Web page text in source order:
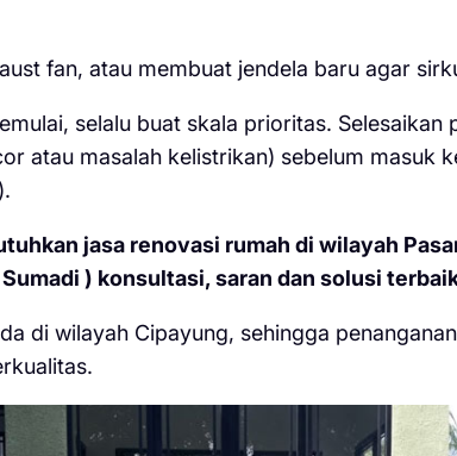
fan, atau membuat jendela baru agar
selalu buat skala prioritas. Selesaikan
atau masalah kelistrikan) sebelum masuk
jasa renovasi rumah di wilayah
) konsultasi, saran dan solusi
di wilayah Cipayung, sehingga